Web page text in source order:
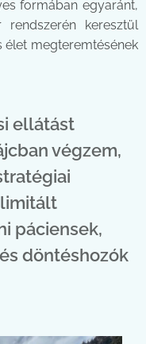
formában egyaránt,
keresztül
élet megteremtésének
ellátást
végzem,
páciensek,
döntéshozók